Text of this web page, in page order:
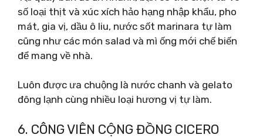
số loại thịt và xúc xích hảo hạng nhập khẩu, pho
mát, gia vị, dầu ô liu, nước sốt marinara tự làm
cũng như các món salad và mì ống mới chế biến
để mang về nhà.
Luôn được ưa chuộng là nước chanh và gelato
đông lạnh cùng nhiều loại hương vị tự làm.
6. CÔNG VIÊN CỘNG ĐỒNG CICERO